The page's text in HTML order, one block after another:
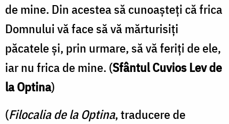
de mine. Din acestea să cunoașteți că frica
Domnului vă face să vă mărturisiți
păcatele și, prin urmare, să vă feriți de ele,
iar nu frica de mine. (Sfântul Cuvios Lev de
la Optina)
(Filocalia de la Optina, traducere de